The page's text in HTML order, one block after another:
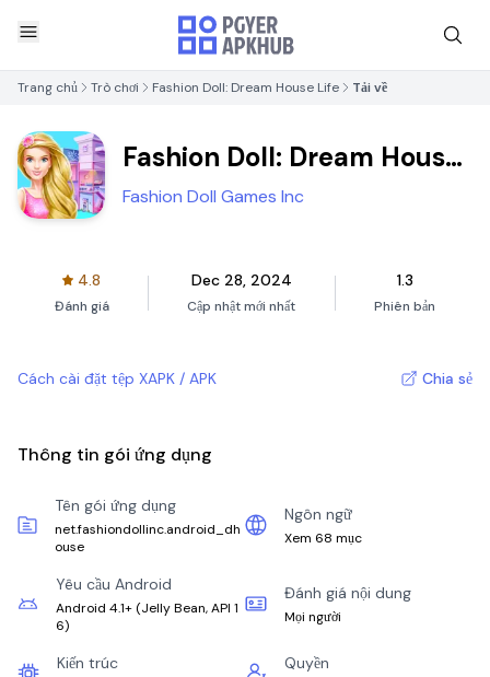
Trang chủ Trò chơi Fashion Doll: Dream House Life Tải về
Fashion Doll: Dream House
Life
Fashion Doll Games Inc
4.8
Đánh giá
Dec 28, 2024
Cập nhật mới nhất
1.3
Phiên bản
Cách cài đặt tệp XAPK / APK Chia sẻ
Thông tin gói ứng dụng
Tên gói ứng dụng
net.fashiondollinc.android_dh
ouse
Ngôn ngữ
Xem 68 mục
Yêu cầu Android
Android 4.1+ (Jelly Bean, API 1
6)
Đánh giá nội dung
Mọi người
Kiến trúc Quyền